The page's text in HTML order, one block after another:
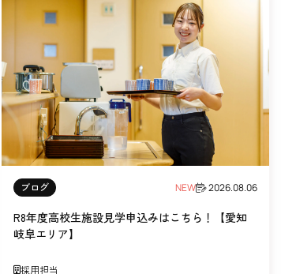
ブログ NEW 2026.08.06
R8年度高校生施設見学申込みはこちら！【愛知
岐阜エリア】
採用担当